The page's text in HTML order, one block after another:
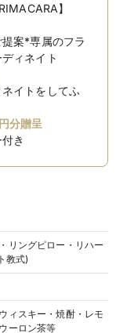
】
案*専属のフラ
ィネイト
イトをしてふ
分贈呈
き
リングピロー・リハー
教式)
ィスキー・焼酎・レモ
ーロン茶等